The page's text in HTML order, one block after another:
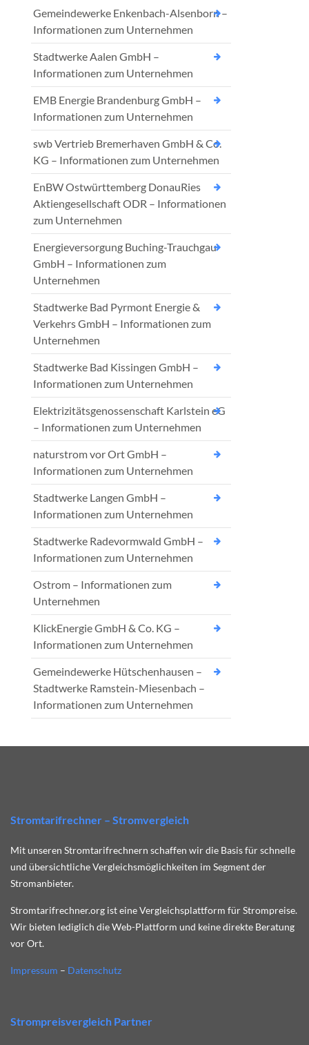
Gemeindewerke Enkenbach-Alsenborn –
Informationen zum Unternehmen
Stadtwerke Aalen GmbH –
Informationen zum Unternehmen
EMB Energie Brandenburg GmbH –
Informationen zum Unternehmen
swb Vertrieb Bremerhaven GmbH & Co.
KG – Informationen zum Unternehmen
EnBW Ostwürttemberg DonauRies
Aktiengesellschaft ODR – Informationen
zum Unternehmen
Energieversorgung Buching-Trauchgau
GmbH – Informationen zum
Unternehmen
Stadtwerke Bad Pyrmont Energie &
Verkehrs GmbH – Informationen zum
Unternehmen
Stadtwerke Bad Kissingen GmbH –
Informationen zum Unternehmen
Elektrizitätsgenossenschaft Karlstein eG
– Informationen zum Unternehmen
naturstrom vor Ort GmbH –
Informationen zum Unternehmen
Stadtwerke Langen GmbH –
Informationen zum Unternehmen
Stadtwerke Radevormwald GmbH –
Informationen zum Unternehmen
Ostrom – Informationen zum
Unternehmen
KlickEnergie GmbH & Co. KG –
Informationen zum Unternehmen
Gemeindewerke Hütschenhausen –
Stadtwerke Ramstein-Miesenbach –
Informationen zum Unternehmen
Stromtarifrechner – Stromvergleich
Mit unseren Stromtarifrechnern schaffen wir die Basis für schnelle
und übersichtliche Vergleichsmöglichkeiten im Segment der
Stromanbieter.
Stromtarifrechner.org ist eine Vergleichsplattform für Strompreise.
Wir bieten lediglich die Web-Plattform und keine direkte Beratung
vor Ort.
Impressum – Datenschutz
Strompreisvergleich Partner